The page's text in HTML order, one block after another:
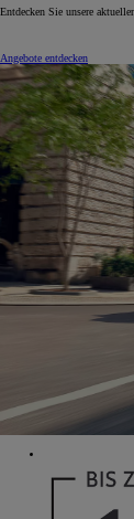
Entdecken Sie unsere
Angebote entdecken